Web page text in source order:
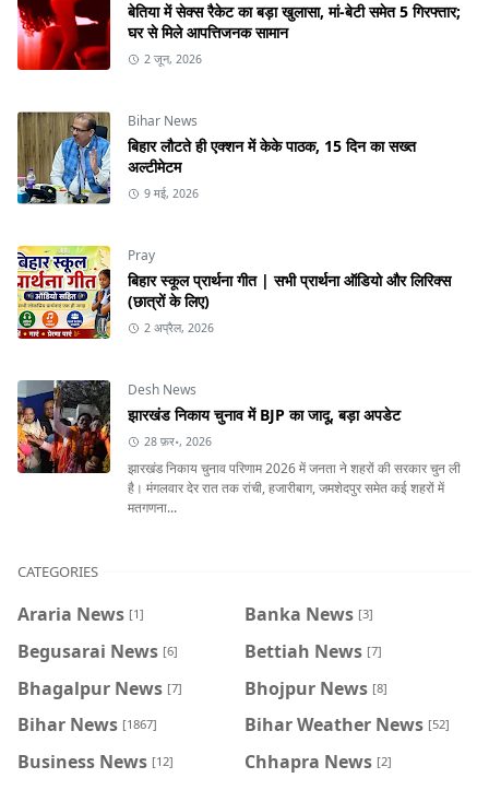
बेतिया में सेक्स रैकेट का बड़ा खुलासा, मां-बेटी समेत 5 गिरफ्तार;
घर से मिले आपत्तिजनक सामान
2 जून, 2026
Bihar News
बिहार लौटते ही एक्शन में केके पाठक, 15 दिन का सख्त
अल्टीमेटम
9 मई, 2026
Pray
बिहार स्कूल प्रार्थना गीत | सभी प्रार्थना ऑडियो और लिरिक्स
(छात्रों के लिए)
2 अप्रैल, 2026
Desh News
झारखंड निकाय चुनाव में BJP का जादू, बड़ा अपडेट
28 फ़र॰, 2026
झारखंड निकाय चुनाव परिणाम 2026 में जनता ने शहरों की सरकार चुन ली
है। मंगलवार देर रात तक रांची, हजारीबाग, जमशेदपुर समेत कई शहरों में
मतगणना...
CATEGORIES
Araria News [1] Banka News [3]
Begusarai News [6] Bettiah News [7]
Bhagalpur News [7] Bhojpur News [8]
Bihar News [1867] Bihar Weather News [52]
Business News [12] Chhapra News [2]